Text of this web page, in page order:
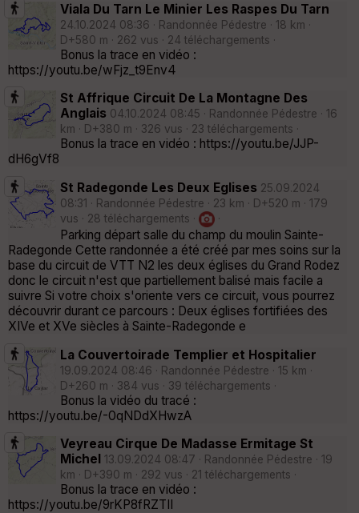
Viala Du Tarn Le Minier Les Raspes Du Tarn
24.10.2024 08:36 · Randonnée Pédestre · 18 km ·
D+580 m · 262 vus · 24 téléchargements ·
Bonus la trace en vidéo :
https://youtu.be/wFjz_t9Env4
St Affrique Circuit De La Montagne Des
Anglais 04.10.2024 08:45 · Randonnée Pédestre · 16
km · D+380 m · 326 vus · 23 téléchargements ·
Bonus la trace en vidéo : https://youtu.be/JJP-
dH6gVf8
St Radegonde Les Deux Eglises 25.09.2024
08:31 · Randonnée Pédestre · 23 km · D+520 m · 179
vus · 28 téléchargements ·
·
Parking départ salle du champ du moulin Sainte-
Radegonde Cette randonnée a été créé par mes soins sur la
base du circuit de VTT N2 les deux églises du Grand Rodez
donc le circuit n'est que partiellement balisé mais facile a
suivre Si votre choix s'oriente vers ce circuit, vous pourrez
découvrir durant ce parcours : Deux églises fortifiées des
XIVe et XVe siècles à Sainte-Radegonde e
La Couvertoirade Templier et Hospitalier
19.09.2024 08:46 · Randonnée Pédestre · 15 km ·
D+260 m · 384 vus · 39 téléchargements ·
Bonus la vidéo du tracé :
https://youtu.be/-0qNDdXHwzA
Veyreau Cirque De Madasse Ermitage St
Michel 13.09.2024 08:47 · Randonnée Pédestre · 19
km · D+390 m · 292 vus · 21 téléchargements ·
Bonus la trace en vidéo :
https://youtu.be/9rKP8fRZTII